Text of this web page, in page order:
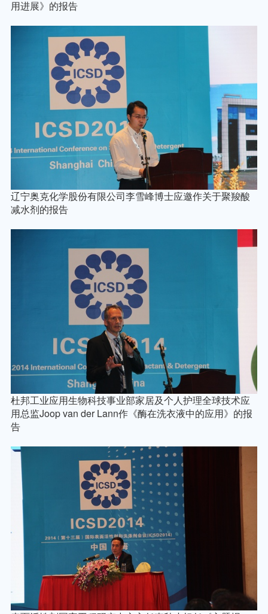
用进展》的报告
辽宁奥克化学股份有限公司李雪峰博士应邀作关于聚羧酸
减水剂的报告
杜邦工业应用生物科技事业部家居及个人护理全球技术应
用总监Joop van der Lann作《酶在洗衣液中的应用》的报
告